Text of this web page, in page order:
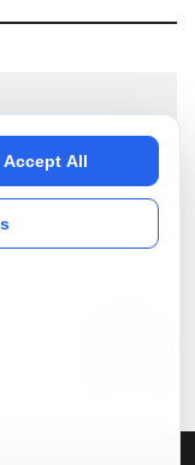
stories into
Accept All